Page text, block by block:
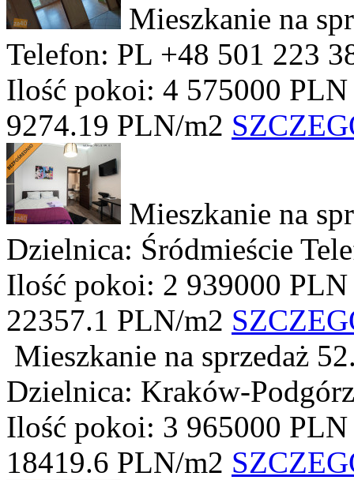
Mieszkanie na
Telefon: PL +48 501 223
Ilość pokoi: 4 575000 PLN
9274.19 PLN/m2
Mieszkanie na
Dzielnica: Śródmieście
Ilość pokoi: 2 939000 PLN
22357.1 PLN/m2
Mieszkanie na sprzedaż
Dzielnica: Kraków-
Ilość pokoi: 3 965000 PLN
18419.6 PLN/m2